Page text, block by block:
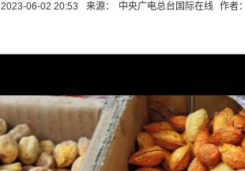
2023-06-02 20:53 来源： 中央广电总台国际在线 作者：